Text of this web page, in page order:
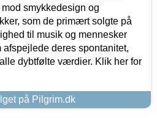
smykkedesign og
som de primært solgte på
til musik og mennesker
afspejlede deres spontanitet,
dybtfølte værdier. Klik her for
på Pilgrim.dk